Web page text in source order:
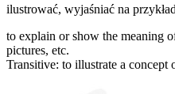
ilustrować, wyjaśniać na
to explain or show the meaning
pictures, etc.
Transitive: to illustrate a concept